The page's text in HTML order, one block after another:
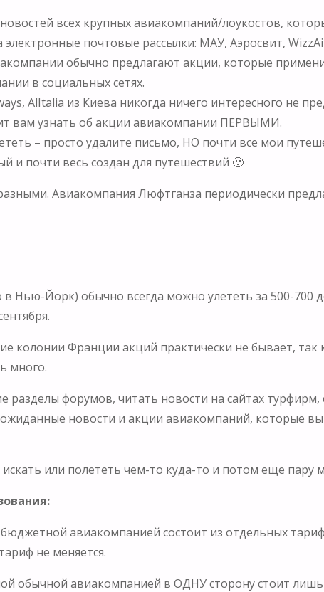
всех крупных авиакомпаний/лоукостов,
почтовые рассылки: МАУ, Аэросвит,
обычно предлагают акции, которые
в социальных сетях.
AlItalia из Киева никогда ничего интересного не
вам узнать об акции авиакомпании ПЕРВЫМИ.
– просто удалите письмо, НО почти все мои
и почти весь создан для путешествий 🙂
Авиакомпания Люфтганза периодически
Нью-Йорк) обычно всегда можно улететь за 500-700
колонии Франции акций практически не бывает, так
много.
разделы форумов, читать новости на сайтах
новости и акции авиакомпаний, которые
или полететь чем-то куда-то и потом еще пару
бюджетной авиакомпанией состоит из отдельных
не меняется.
обычной авиакомпанией в ОДНУ сторону стоит